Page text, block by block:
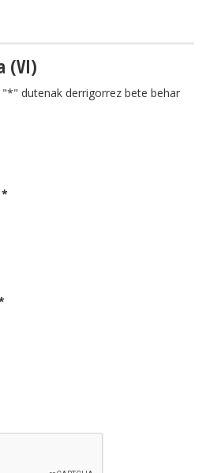
(VI)
dutenak derrigorrez bete behar